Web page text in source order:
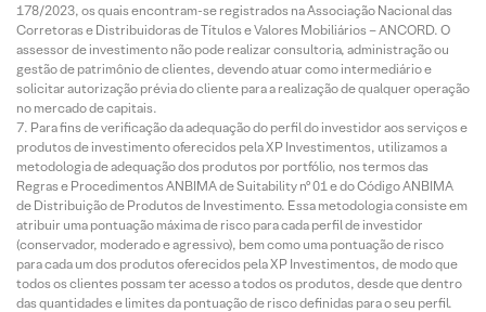
178/2023, os quais encontram-se registrados na Associação Nacional das
Corretoras e Distribuidoras de Títulos e Valores Mobiliários – ANCORD. O
assessor de investimento não pode realizar consultoria, administração ou
gestão de patrimônio de clientes, devendo atuar como intermediário e
solicitar autorização prévia do cliente para a realização de qualquer operação
no mercado de capitais.
Para fins de verificação da adequação do perfil do investidor aos serviços e
produtos de investimento oferecidos pela XP Investimentos, utilizamos a
metodologia de adequação dos produtos por portfólio, nos termos das
Regras e Procedimentos ANBIMA de Suitability nº 01 e do Código ANBIMA
de Distribuição de Produtos de Investimento. Essa metodologia consiste em
atribuir uma pontuação máxima de risco para cada perfil de investidor
(conservador, moderado e agressivo), bem como uma pontuação de risco
para cada um dos produtos oferecidos pela XP Investimentos, de modo que
todos os clientes possam ter acesso a todos os produtos, desde que dentro
das quantidades e limites da pontuação de risco definidas para o seu perfil.